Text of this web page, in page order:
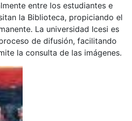
entre los estudiantes e
la Biblioteca, propiciando el
La universidad Icesi es
de difusión, facilitando
la consulta de las imágenes.